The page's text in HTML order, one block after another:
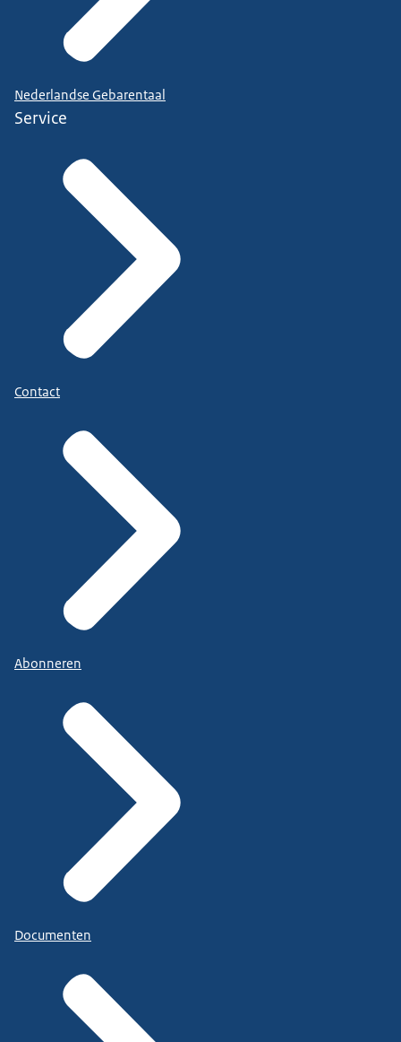
Nederlandse Gebarentaal
Service
Contact
Abonneren
Documenten